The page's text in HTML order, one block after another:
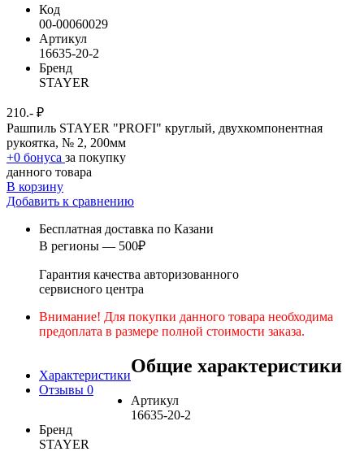
Код
00-00060029
Артикул
16635-20-2
Бренд
STAYER
210.- ₽
Рашпиль STAYER "PROFI" круглый, двухкомпонентная
рукоятка, № 2, 200мм
+0 бонуса за покупку
данного товара
В корзину
Добавить к сравнению
Бесплатная доставка по Казани
В регионы — 500₽
Гарантия качества авторизованного
сервисного центра
Внимание! Для покупки данного товара необходима
предоплата в размере полной стоимости заказа.
Характеристики
Отзывы 0
Общие характеристики
Артикул
16635-20-2
Бренд
STAYER